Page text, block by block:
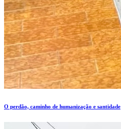
O perdão, caminho de humanização e santidade